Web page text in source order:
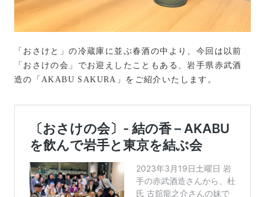
「おさけと」の冷蔵庫に並ぶ春酒の中より、今回は以前
「おさけの会」でお迎えしたこともある、岩手県赤武酒
造の「AKABU SAKURA」をご紹介いたします。